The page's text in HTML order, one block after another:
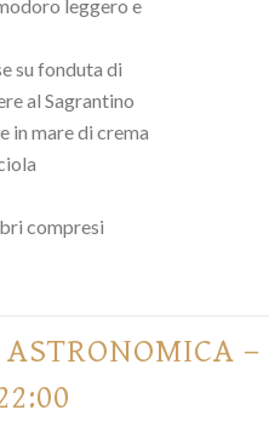
leggero e
su fonduta di
al Sagrantino
in mare di crema
compresi
ASTRONOMICA –